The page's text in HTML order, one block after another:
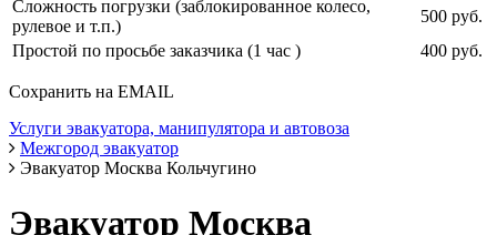
Сложность погрузки (заблокированное колесо,
рулевое и т.п.)
500 руб.
Простой по просьбе заказчика (1 час )
400 руб.
Сохранить на EMAIL
Услуги эвакуатора, манипулятора и автовоза
Межгород эвакуатор
Эвакуатор Москва Кольчугино
Эвакуатор Москва